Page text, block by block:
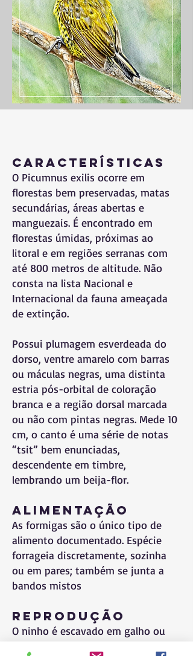
Características
O Picumnus exilis ocorre em
florestas bem preservadas, matas
secundárias, áreas abertas e
manguezais. É encontrado em
florestas úmidas, próximas ao
litoral e em regiões serranas com
até 800 metros de altitude. Não
consta na lista Nacional e
Internacional da fauna ameaçada
de extinção.
Possui plumagem esverdeada do
dorso, ventre amarelo com barras
ou máculas negras, uma distinta
estria pós-orbital de coloração
branca e a região dorsal marcada
ou não com pintas negras. Mede 10
cm, o canto é uma série de notas
“tsit” bem enunciadas,
descendente em timbre,
lembrando um beija-flor.
Alimentação
As formigas são o único tipo de
alimento documentado. Espécie
forrageia discretamente, sozinha
ou em pares; também se junta a
bandos mistos
Reprodução
O ninho é escavado em galho ou